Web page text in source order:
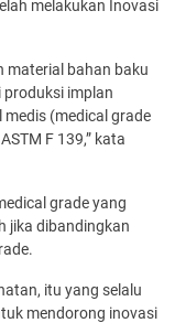
melakukan Inovasi
material bahan baku
produksi implan
(medical grade
F 139,” kata
grade yang
jika dibandingkan
itu yang selalu
mendorong inovasi